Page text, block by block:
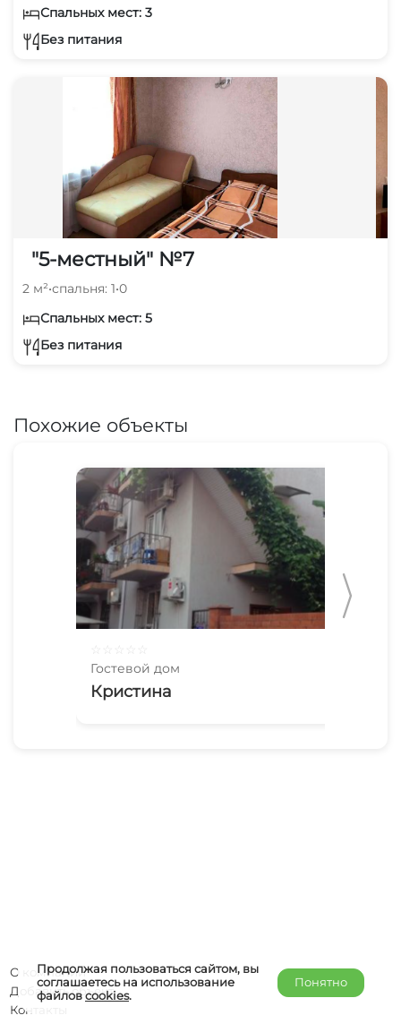
Спальных мест: 3
Без питания
"5-местный" №7
2 м²•спальня: 1•0
Спальных мест: 5
Без питания
Похожие объекты
Гостевой дом
Кристина
Продолжая пользоваться сайтом, вы
соглашаетесь на использование
файловcookies.
Понятно
О компании
Добавить объект
Контакты